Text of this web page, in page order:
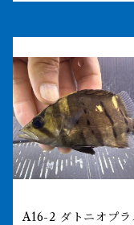
A16-2 ダトニオプラスワ